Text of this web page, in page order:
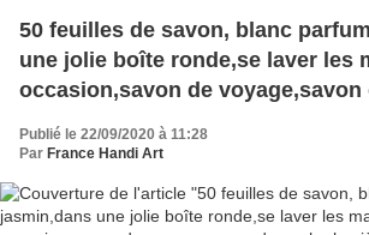
50 feuilles de savon, blanc
une jolie boîte ronde,se laver les
occasion,savon de voyage,savon
poche,hygiène propreté anti
Publié le 22/09/2020 à 11:28
Par France Handi Art